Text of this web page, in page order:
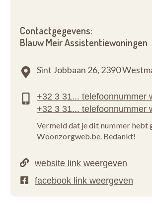
Contactgegevens:
Blauw Meir Assistentiewoningen
Sint Jobbaan 26, 2390
Vermeld dat je dit nummer hebt
Woonzorgweb.be. Bedankt!